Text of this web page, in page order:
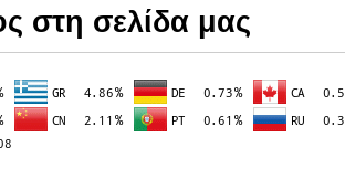
στη σελίδα μας